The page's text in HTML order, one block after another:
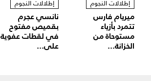
إطلالات النجوم
ميريام فارس
تتمرد بأزياء
مستوحاة من
الخزانة...
إطلالات النجوم
نانسي عجرم
بقميص مفتوح
في لقطات عفوية
على...